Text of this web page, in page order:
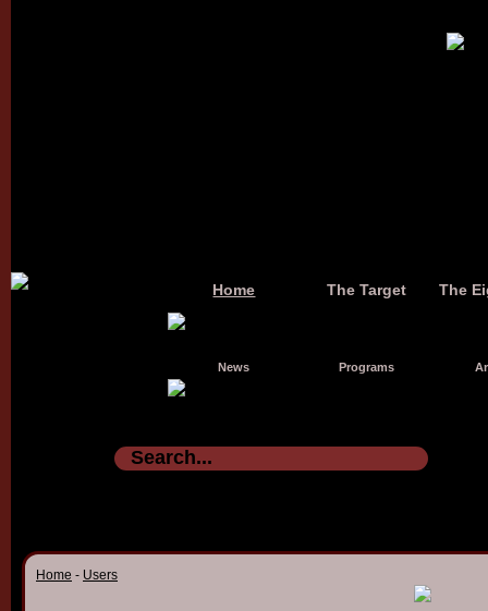
Home The Target The
News Programs
Home - Users